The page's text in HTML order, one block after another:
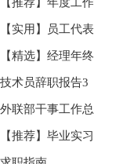
总结三篇
【实用】员工代表
公司发言发言稿4
篇
【精选】经理年终
工作总结4篇
技术员辞职报告3
篇
外联部干事工作总
结
【推荐】毕业实习